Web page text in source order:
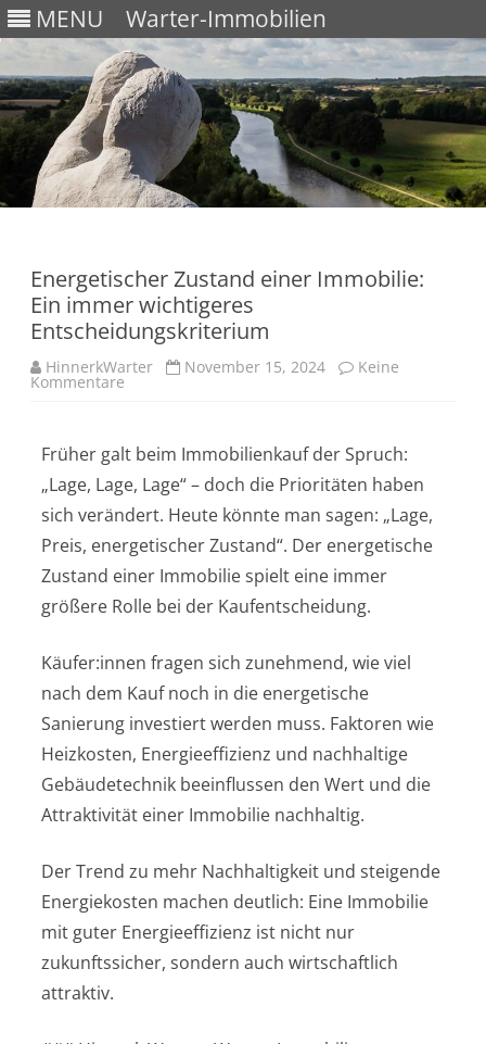
MENU Warter-Immobilien
Energetischer Zustand einer Immobilie:
Ein immer wichtigeres
Entscheidungskriterium
HinnerkWarter November 15, 2024 Keine
Kommentare
Früher galt beim Immobilienkauf der Spruch:
„Lage, Lage, Lage“ – doch die Prioritäten haben
sich verändert. Heute könnte man sagen: „Lage,
Preis, energetischer Zustand“. Der energetische
Zustand einer Immobilie spielt eine immer
größere Rolle bei der Kaufentscheidung.
Käufer:innen fragen sich zunehmend, wie viel
nach dem Kauf noch in die energetische
Sanierung investiert werden muss. Faktoren wie
Heizkosten, Energieeffizienz und nachhaltige
Gebäudetechnik beeinflussen den Wert und die
Attraktivität einer Immobilie nachhaltig.
Der Trend zu mehr Nachhaltigkeit und steigende
Energiekosten machen deutlich: Eine Immobilie
mit guter Energieeffizienz ist nicht nur
zukunftssicher, sondern auch wirtschaftlich
attraktiv.